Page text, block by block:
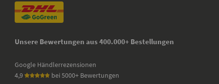
Unsere Bewertungen aus 400.000+ Bestellungen
Google Händlerrezensionen
4,9
bei 5000+ Bewertungen